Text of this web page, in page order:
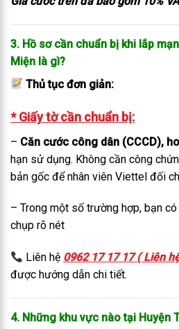
3. Hồ sơ cần chuẩn bị khi lắp
Miện là gì?
Thủ tục đơn giản:
* Giấy tờ cần chuẩn bị:
– Căn cước công dân (CCCD),
hạn sử dụng. Không cần công
bản gốc để nhân viên Viettel đối
– Trong một số trường hợp, bạn
chụp rõ nét
Liên hệ 0962 17 17 17 ( Liên
được hướng dẫn chi tiết.
4. Những khu vực nào tại Huyện